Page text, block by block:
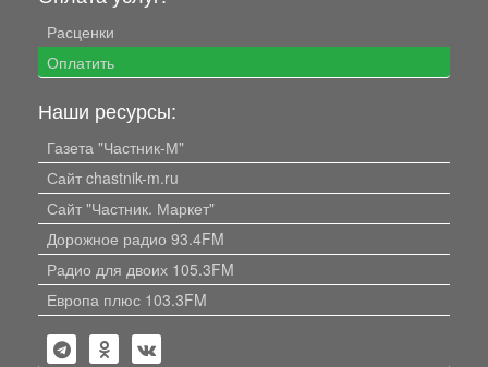
Расценки
Оплатить
Наши ресурсы:
Газета "Частник-М"
Сайт chastnik-m.ru
Сайт "Частник. Маркет"
Дорожное радио 93.4FM
Радио для двоих 105.3FM
Европа плюс 103.3FM